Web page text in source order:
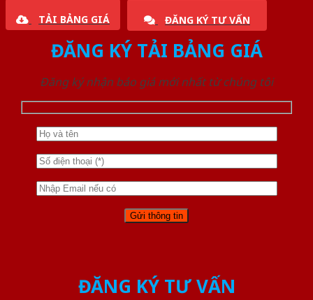
TẢI BẢNG GIÁ ĐĂNG KÝ TƯ VẤN
ĐĂNG KÝ TẢI BẢNG GIÁ
Đăng ký nhận báo giá mới nhất từ chúng tôi
ĐĂNG KÝ TƯ VẤN